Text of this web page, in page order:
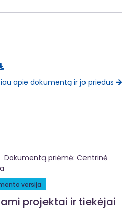
apie dokumentą ir jo priedus
priėmė: Centrinė
versija
projektai ir tiekėjai